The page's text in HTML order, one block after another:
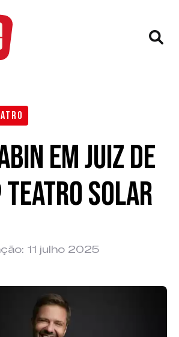
em Juiz de
Teatro Solar
11 julho 2025